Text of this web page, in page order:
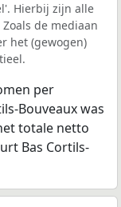
Hierbij zijn alle
de mediaan
het (gewogen)
per
Bouveaux was
totale netto
Bas Cortils-